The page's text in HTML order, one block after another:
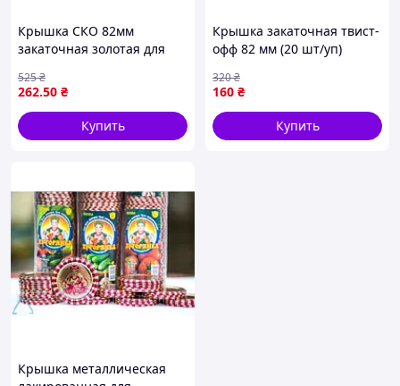
Крышка СКО 82мм
закаточная золотая для
герметичным закрытием
50шт в упаковке
262.50 ₴
525₴
Купить
Крышка закаточная твист-
офф 82 мм (20 шт/уп)
консервации банок с
резьбой "Экзотические
фрукты" Панночка
160 ₴
320₴
Купить
Крышка металлическая